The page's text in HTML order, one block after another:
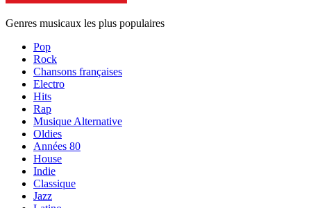
Genres musicaux les plus populaires
Pop
Rock
Chansons françaises
Electro
Hits
Rap
Musique Alternative
Oldies
Années 80
House
Indie
Classique
Jazz